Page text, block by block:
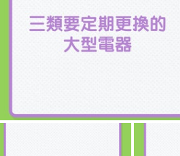
很多朋友問我，XX吸塵器只要